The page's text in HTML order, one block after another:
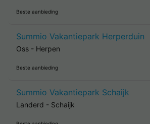
Beste aanbieding
Summio Vakantiepark Herperduin
Oss - Herpen
Beste aanbieding
Summio Vakantiepark Schaijk
Landerd - Schaijk